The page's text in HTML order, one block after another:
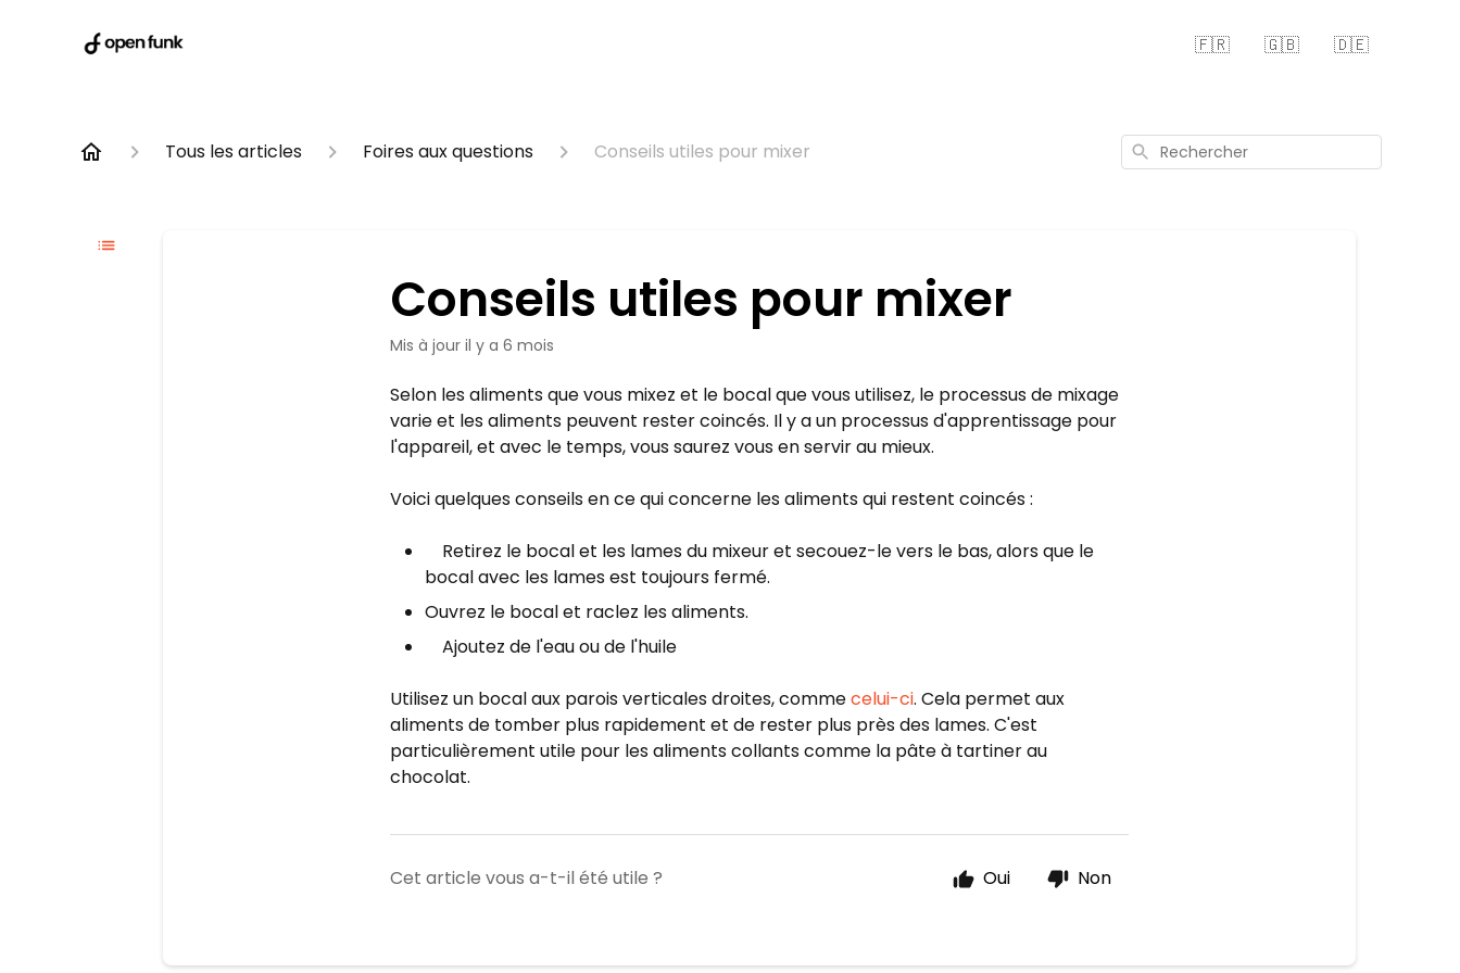
🇫🇷 🇬🇧 🇩🇪
Tous les articles Foires aux questions Conseils utiles pour mixer Rechercher
Conseils utiles pour mixer
Mis à jour il y a 6 mois
Selon les aliments que vous mixez et le bocal que vous utilisez, le processus de mixage
varie et les aliments peuvent rester coincés. Il y a un processus d'apprentissage pour
l'appareil, et avec le temps, vous saurez vous en servir au mieux.
Voici quelques conseils en ce qui concerne les aliments qui restent coincés :
Retirez le bocal et les lames du mixeur et secouez-le vers le bas, alors que le
bocal avec les lames est toujours fermé.
Ouvrez le bocal et raclez les aliments.
Ajoutez de l'eau ou de l'huile
Utilisez un bocal aux parois verticales droites, commecelui-ci. Cela permet aux
aliments de tomber plus rapidement et de rester plus près des lames. C'est
particulièrement utile pour les aliments collants comme la pâte à tartiner au
chocolat.
Cet article vous a-t-il été utile ? Oui Non